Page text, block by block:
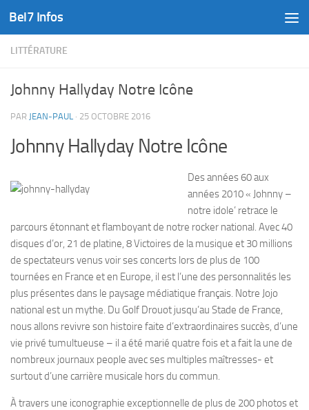
Skip to content
Bel7 Infos
LITTÉRATURE
Johnny Hallyday Notre Icône
PAR JEAN-PAUL · 25 OCTOBRE 2016
Johnny Hallyday Notre Icône
Des années 60 aux
années 2010 « Johnny –
notre idole’ retrace le
parcours étonnant et flamboyant de notre rocker national. Avec 40
disques d’or, 21 de platine, 8 Victoires de la musique et 30 millions
de spectateurs venus voir ses concerts lors de plus de 100
tournées en France et en Europe, il est l’une des personnalités les
plus présentes dans le paysage médiatique français. Notre Jojo
national est un mythe. Du Golf Drouot jusqu’au Stade de France,
nous allons revivre son histoire faite d’extraordinaires succès, d’une
vie privé tumultueuse – il a été marié quatre fois et a fait la une de
nombreux journaux people avec ses multiples maîtresses- et
surtout d’une carrière musicale hors du commun.
À travers une iconographie exceptionnelle de plus de 200 photos et